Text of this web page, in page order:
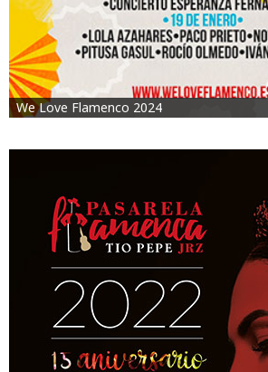
We Love Flamenco 2024